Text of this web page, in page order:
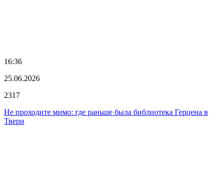
16:36
25.06.2026
2317
Не проходите мимо: где раньше была библиотека Герцена в
Твери